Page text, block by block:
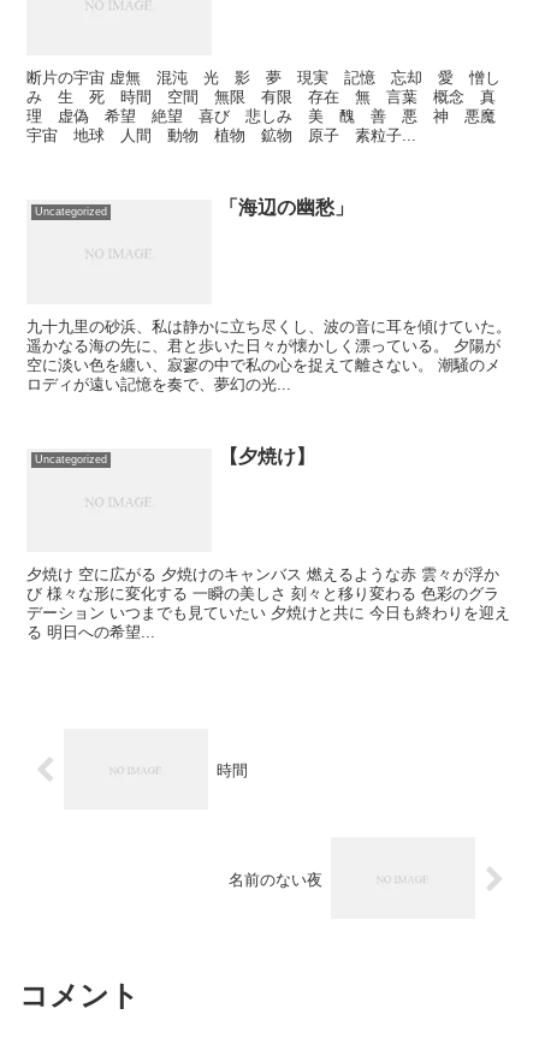
断片の宇宙 虚無 混沌 光 影 夢 現実 記憶 忘却 愛 憎し
み 生 死 時間 空間 無限 有限 存在 無 言葉 概念 真
理 虚偽 希望 絶望 喜び 悲しみ 美 醜 善 悪 神 悪魔
宇宙 地球 人間 動物 植物 鉱物 原子 素粒子...
Uncategorized 「海辺の幽愁」
九十九里の砂浜、私は静かに立ち尽くし、波の音に耳を傾けていた。
遥かなる海の先に、君と歩いた日々が懐かしく漂っている。 夕陽が
空に淡い色を纏い、寂寥の中で私の心を捉えて離さない。 潮騒のメ
ロディが遠い記憶を奏で、夢幻の光...
Uncategorized 【夕焼け】
夕焼け 空に広がる 夕焼けのキャンバス 燃えるような赤 雲々が浮か
び 様々な形に変化する 一瞬の美しさ 刻々と移り変わる 色彩のグラ
デーション いつまでも見ていたい 夕焼けと共に 今日も終わりを迎え
る 明日への希望...
時間
名前のない夜
コメント